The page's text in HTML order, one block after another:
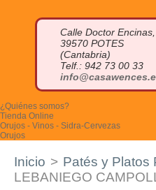
Calle Doctor
39570 POTES
(Cantabria)
Telf.: 942 73 00 33
¿Quiénes somos?
Tienda Online
Orujos - Vinos - Sidra-Cervezas
Orujos
Orujo de hierbas
Orujo de miel
Otros licores
Cremas de orujo
Inicio > Patés y Platos
LEBANIEGO